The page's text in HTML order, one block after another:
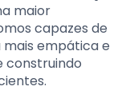
maior
capazes de
empática e
construindo